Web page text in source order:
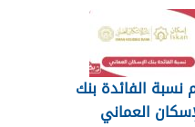
نسبة الفائدة بنك
العماني